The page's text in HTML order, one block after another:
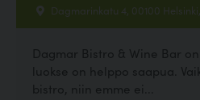
Dagmarinkatu 4, 00100
Dagmar Bistro & Wine Bar
luokse on helppo saapua.
bistro, niin emme ei...